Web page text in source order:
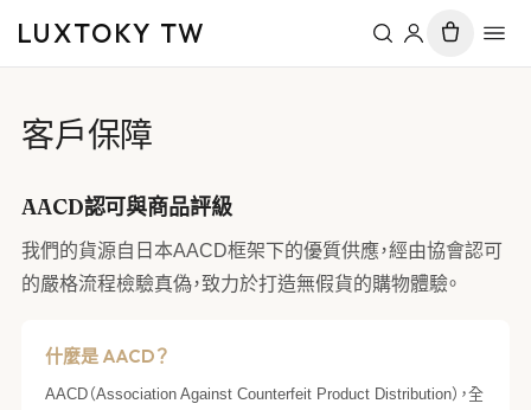
LUXTOKY TW
客戶保障
AACD認可與商品評級
我們的貨源自日本AACD框架下的優質供應，經由協會認可
的嚴格流程檢驗真偽，致力於打造無假貨的購物體驗。
什麼是 AACD？
AACD（Association Against Counterfeit Product Distribution），全